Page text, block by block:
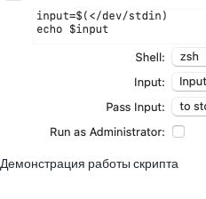
Демонстрация работы скрипта